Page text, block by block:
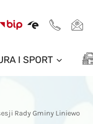
I SPORT
Rady Gminy Liniewo